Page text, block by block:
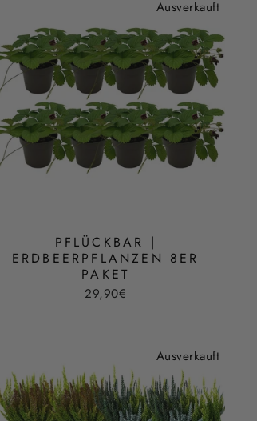
Ausverkauft
PFLÜCKBAR |
ERDBEERPFLANZEN 8ER
PAKET
29,90€
Ausverkauft